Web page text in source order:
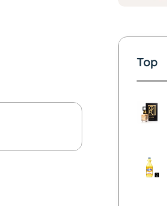
Top